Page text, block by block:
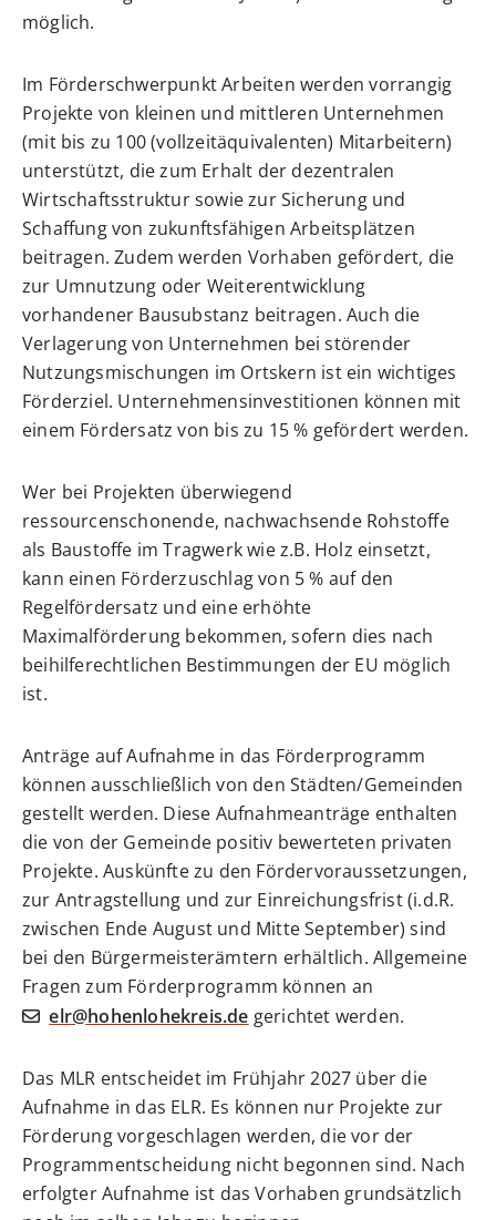
möglich.
Im Förderschwerpunkt Arbeiten werden vorrangig
Projekte von kleinen und mittleren Unternehmen
(mit bis zu 100 (vollzeitäquivalenten) Mitarbeitern)
unterstützt, die zum Erhalt der dezentralen
Wirtschaftsstruktur sowie zur Sicherung und
Schaffung von zukunftsfähigen Arbeitsplätzen
beitragen. Zudem werden Vorhaben gefördert, die
zur Umnutzung oder Weiterentwicklung
vorhandener Bausubstanz beitragen. Auch die
Verlagerung von Unternehmen bei störender
Nutzungsmischungen im Ortskern ist ein wichtiges
Förderziel. Unternehmensinvestitionen können mit
einem Fördersatz von bis zu 15 % gefördert werden.
Wer bei Projekten überwiegend
ressourcenschonende, nachwachsende Rohstoffe
als Baustoffe im Tragwerk wie z.B. Holz einsetzt,
kann einen Förderzuschlag von 5 % auf den
Regelfördersatz und eine erhöhte
Maximalförderung bekommen, sofern dies nach
beihilferechtlichen Bestimmungen der EU möglich
ist.
Anträge auf Aufnahme in das Förderprogramm
können ausschließlich von den Städten/Gemeinden
gestellt werden. Diese Aufnahmeanträge enthalten
die von der Gemeinde positiv bewerteten privaten
Projekte. Auskünfte zu den Fördervoraussetzungen,
zur Antragstellung und zur Einreichungsfrist (i.d.R.
zwischen Ende August und Mitte September) sind
bei den Bürgermeisterämtern erhältlich. Allgemeine
Fragen zum Förderprogramm können an
elr@hohenlohekreis.de gerichtet werden.
Das MLR entscheidet im Frühjahr 2027 über die
Aufnahme in das ELR. Es können nur Projekte zur
Förderung vorgeschlagen werden, die vor der
Programmentscheidung nicht begonnen sind. Nach
erfolgter Aufnahme ist das Vorhaben grundsätzlich